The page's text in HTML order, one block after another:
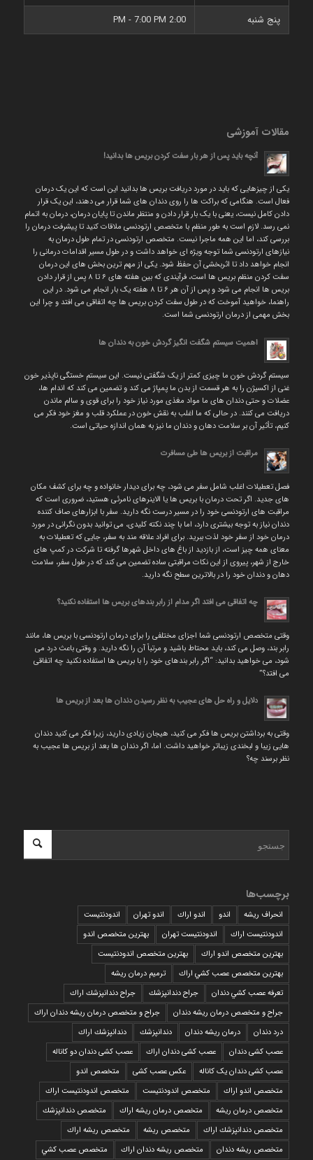
پنج شنبه
2:00 PM - 7:00 PM
مقالات آموزشی
آنچه باید پس از هر بار سفت کردن بریس ها بدانید!
یکی از چیزهایی که باید در مورد دریافت بریس ها بدانید این است که این یک درمان
فعال است. هنگامی که براکت ها را روی دندان های شما قرار می دهند، این یک قرار
دادن کامل نیست، یعنی با یک بار قرار دادن و منتظر ماندن تا پایان درمان، درمان به اتمام
نمی رسد. لازم است به طور منظم با متخصص ارتودنسی ملاقات کنید تا پیشرفت درمان را
بررسی کند، اما این همه ماجرا نیست. متخصص ارتودنسی در تمام طول درمان به
نیازهای ارتودنسی شما توجه ویژه ای خواهد داشت و در طول مسیر اقدامات درمانی را
انجام خواهد داد تا اثربخشی آن حفظ شود. یکی از مهم ترین بخش های این درمان
سفت کردن منظم بریس ها است، فرآیندی که بین هفته های ۶ تا ۸ پس از قرار دادن
بریس ها انجام می شود و پس از آن هر ۶ تا ۸ هفته یک بار انجام می شود. در این
راهنما، خواهید آموخت که در طول سفت کردن بریس ها چه اتفاقی می افتد و چرا این
بخش مهمی از درمان ارتودنسی شما است.
اهمیت سیستم شگفت انگیز گردش خون به دندان ها
سیستم گردش خون ما چیزی کمتر از یک شگفتی نیست. این سیستم خستگی ناپذیر خون
غنی از اکسیژن را به هر قسمت از بدن ما پمپاژ می کند و تضمین می کند که اندام ها،
عضلات و حتی دندان های ما مواد مغذی مورد نیاز خود را برای قوی و سالم ماندن
دریافت می کنند. در حالی که ما اغلب به نقش خون در عملکرد قلب و مغز خود فکر می
کنیم، تأثیر آن بر سلامت دهان و دندان ما نیز به همان اندازه حیاتی است.
مراقبت از بریس ها طی مسافرت
فصل تعطیلات اغلب شامل سفر می شود، چه برای دیدار خانواده و چه برای کشف مکان
های جدید. اگر تحت درمان با بریس ها یا الاینرهای نامرئی هستید، ضروری است که
مراقبت های ارتودنسی خود را در مسیر درست نگه دارید. سفر با ابزارهای صاف کننده
دندان نیاز به توجه بیشتری دارد، اما با چند نکته کلیدی، می توانید بدون نگرانی در مورد
درمان خود از سفر خود لذت ببرید. برای افراد علاقه مند به سفر، جایی که تعطیلات به
معنای همه چیز است، از بازدید از باغ های داخل شهرها گرفته تا شرکت در کمپ های
خارج از شهر، پیروی از این نکات مراقبتی ساده تضمین می کند که در طول سفر، سلامت
دهان و دندان خود را در بالاترین سطح نگه دارید.
چه اتفاقی می افتد اگر مدام از رابر بندهای بریس ها استفاده نکنید؟
وقتی متخصص ارتودنسی شما اجزای مختلفی را برای درمان ارتودنسی با بریس ها، مانند
رابر بند، وصل می کند، باید محتاط باشید و مرتباً آن را نگه دارید. و وقتی باعث درد می
شود، می خواهید بدانید: “اگر رابر بندهای خود را با بریس ها استفاده نکنید چه اتفاقی
می افتد؟”
دلایل و راه حل های عجیب به نظر رسیدن دندان ها بعد از بریس ها
وقتی به برداشتن بریس ها فکر می کنید، هیجان زیادی دارید، زیرا فکر می کنید دندان
هایی زیبا و لبخندی زیباتر خواهید داشت. اما، اگر دندان ها بعد از بریس ها عجیب به
نظر برسند چه؟
برچسب‌ها
انحراف ریشه اندو اندو اراك اندو تهران
اندودنتیست
اندودنتیست اراك
اندودنتیست تهران
بهترين متخصص اندو
بهترين متخصص اندو اراك
بهترين متخصص اندودنتيست
بهترين متخصص عصب كشي اراك
ترمیم درمان ریشه
تعرفه عصب كشي دندان
جراح دندانپزشك
جراح دندانپزشك اراك
جراح و متخصص درمان ریشه دندان
جراح و متخصص درمان ریشه دندان اراك
درد دندان
درمان ریشه دندان دندانپزشك
دندانپزشك اراك
عصب کشی دندان
عصب کشی دندان اراك
عصب کشی دندان دو کاناله
عصب کشی دندان یک کاناله
عکس عصب کشی
متخصص اندو
متخصص اندو اراك
متخصص اندودنتيست
متخصص اندودنتيست اراك
متخصص درمان ريشه
متخصص درمان ريشه اراك
متخصص دندانپزشك
متخصص دندانپزشك اراك
متخصص ريشه
متخصص ريشه اراك
متخصص ريشه دندان
متخصص ريشه دندان اراك متخصص عصب كشي